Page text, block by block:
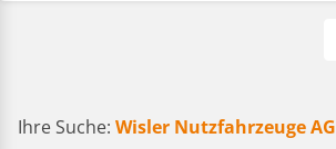
Ihre Suche: Wisler Nutzfahrzeuge AG